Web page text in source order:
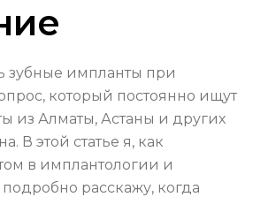
зубные импланты при
который постоянно ищут
из Алматы, Астаны и других
В этой статье я, как
в имплантологии и
расскажу, когда